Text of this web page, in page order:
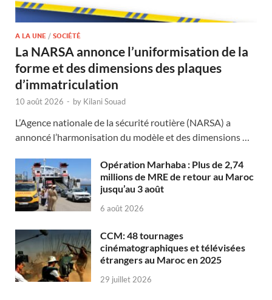
A LA UNE / SOCIÉTÉ
La NARSA annonce l’uniformisation de la
forme et des dimensions des plaques
d’immatriculation
10 août 2026 - by Kilani Souad
L’Agence nationale de la sécurité routière (NARSA) a
annoncé l’harmonisation du modèle et des dimensions …
Opération Marhaba : Plus de 2,74
millions de MRE de retour au Maroc
jusqu’au 3 août
6 août 2026
CCM: 48 tournages
cinématographiques et télévisées
étrangers au Maroc en 2025
29 juillet 2026